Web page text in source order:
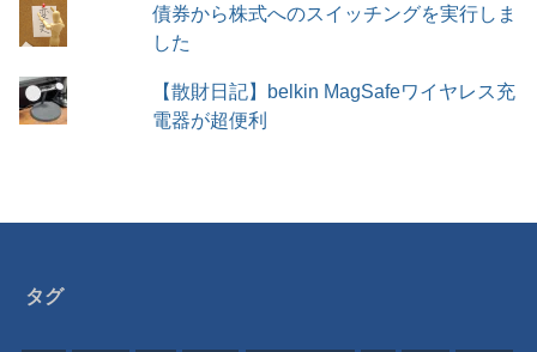
債券から株式へのスイッチングを実行しま
した
【散財日記】belkin MagSafeワイヤレス充
電器が超便利
タグ